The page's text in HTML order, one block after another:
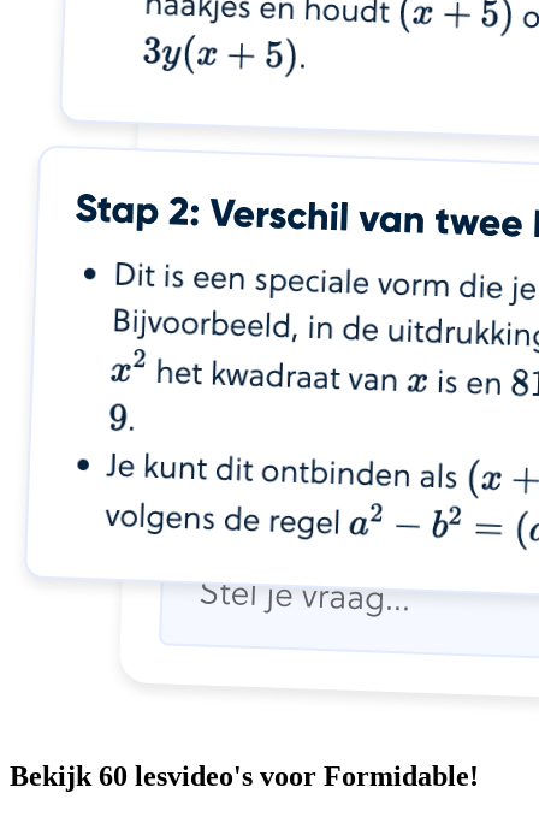
Bekijk 60 lesvideo's voor Formidable!